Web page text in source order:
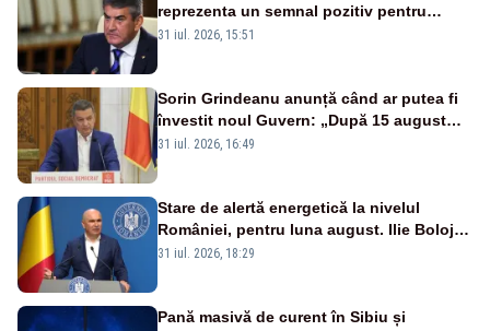
reprezenta un semnal pozitiv pentru
România. Autoritățile trebuie să continue
31 iul. 2026, 15:51
Sorin Grindeanu anunță când ar putea fi
învestit noul Guvern: „După 15 august
sunt șanse mai mari”
31 iul. 2026, 16:49
Stare de alertă energetică la nivelul
României, pentru luna august. Ilie Bolojan
a anunțat importuri și posibile restricții –
31 iul. 2026, 18:29
Pană masivă de curent în Sibiu și